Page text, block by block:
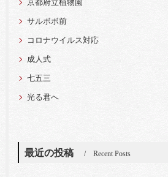
京都府立植物園
サルボボ前
コロナウイルス対応
成人式
七五三
光る君へ
最近の投稿 Recent Posts